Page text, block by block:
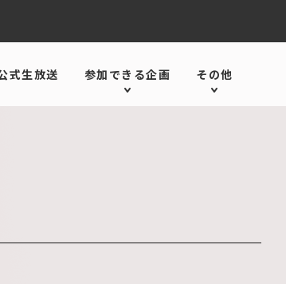
式生放送 参加できる企画 その他